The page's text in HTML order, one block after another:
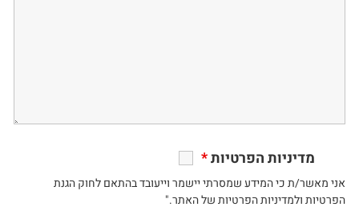
מדיניות הפרטיות*
אני מאשר/ת כי המידע שמסרתי יישמר וייעובד בהתאם לחוק הגנת
הפרטיות ולמדיניות הפרטיות של האתר."